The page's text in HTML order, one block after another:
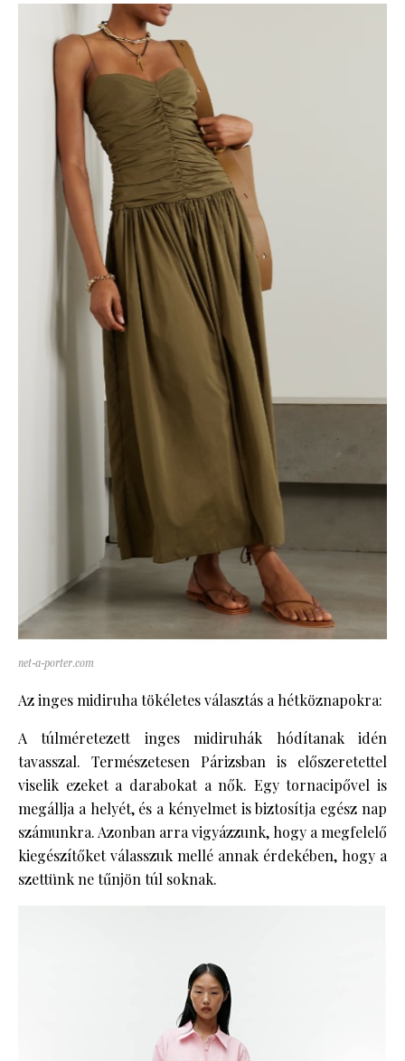
net-a-porter.com
Az inges midiruha tökéletes választás a hétköznapokra:
A túlméretezett inges midiruhák hódítanak idén
tavasszal. Természetesen Párizsban is előszeretettel
viselik ezeket a darabokat a nők. Egy tornacipővel is
megállja a helyét, és a kényelmet is biztosítja egész nap
számunkra. Azonban arra vigyázzunk, hogy a megfelelő
kiegészítőket válasszuk mellé annak érdekében, hogy a
szettünk ne tűnjön túl soknak.